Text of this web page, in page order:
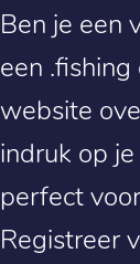
Ben je een
een
website
indruk op
perfect
Registreer